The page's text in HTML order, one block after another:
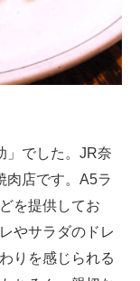
でした。JR奈
肉店です。A5ラ
を提供してお
やサラダのドレ
りを感じられる